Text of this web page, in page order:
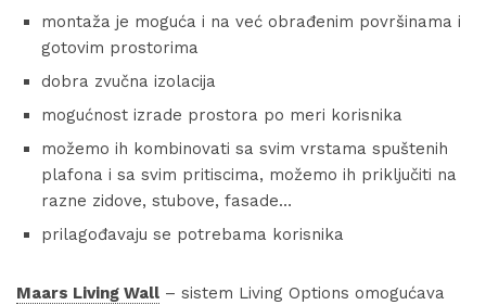
montaža je moguća i na već obrađenim površinama i
gotovim prostorima
dobra zvučna izolacija
mogućnost izrade prostora po meri korisnika
možemo ih kombinovati sa svim vrstama spuštenih
plafona i sa svim pritiscima, možemo ih priključiti na
razne zidove, stubove, fasade…
prilagođavaju se potrebama korisnika
Maars Living Wall – sistem Living Options omogućava